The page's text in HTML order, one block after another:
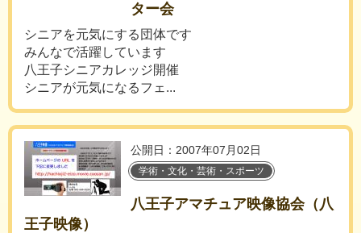
ター会
シニアを元気にする団体です
みんなで活躍しています
八王子シニアカレッジ開催
シニアが元気になるフェ...
公開日：2007年07月02日
学術・文化・芸術・スポーツ
八王子アマチュア映像協会（八
王子映像）